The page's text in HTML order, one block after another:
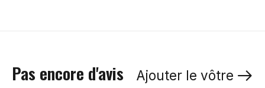
Pas encore d'avis Ajouter le vôtre